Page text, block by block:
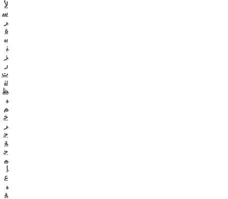
لأ
س
ر
ة
بب
ن
ز
ر
ت
تن
ظ
ي
م
خ
ر
ج
ة
ج
م
ا
ع
ي
ة